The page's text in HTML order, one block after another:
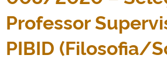
Professor
PIBID (Filosofia/